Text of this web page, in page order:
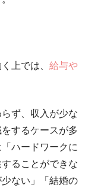
上では、 給与や
ず、収入が少な
するケースが多
ハードワークに
ることができな
ない」「結婚の